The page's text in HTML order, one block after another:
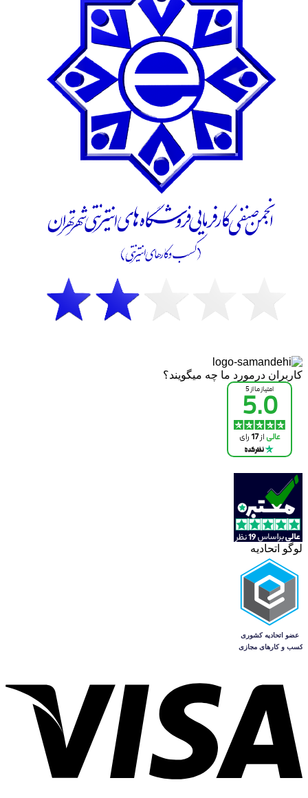
کاربران درمورد ما چه میگویند؟
لوگو اتحادیه